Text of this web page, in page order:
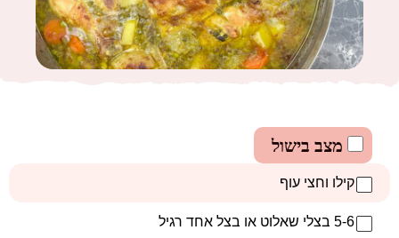
מצב בישול
קילו וחצי עוף
5-6 בצלי שאלוט או בצל אחד רגיל